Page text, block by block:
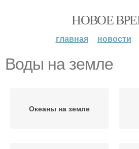
НОВОЕ
главная новости
Воды на земле
Океаны на земле